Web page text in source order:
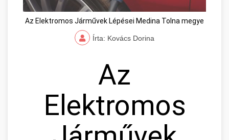
Az Elektromos Járművek Lépései Medina Tolna megye
Írta: Kovács Dorina
Az
Elektromos